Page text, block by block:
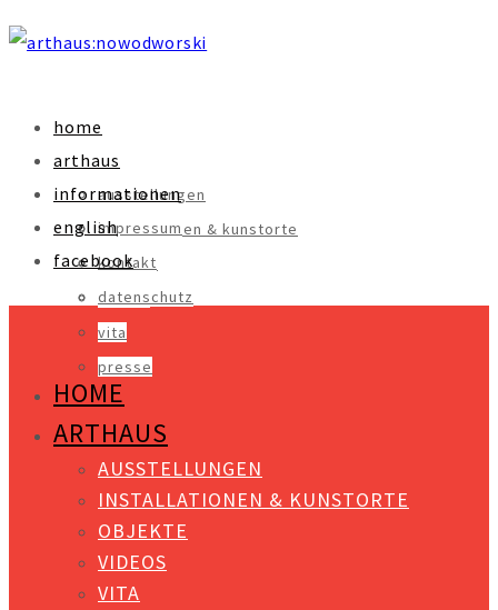
home
arthaus
ausstellungen
installationen & kunstorte
objekte
videos
vita
presse
informationen
impressum
kontakt
datenschutz
english
facebook
HOME
ARTHAUS
AUSSTELLUNGEN
INSTALLATIONEN & KUNSTORTE
OBJEKTE
VIDEOS
VITA